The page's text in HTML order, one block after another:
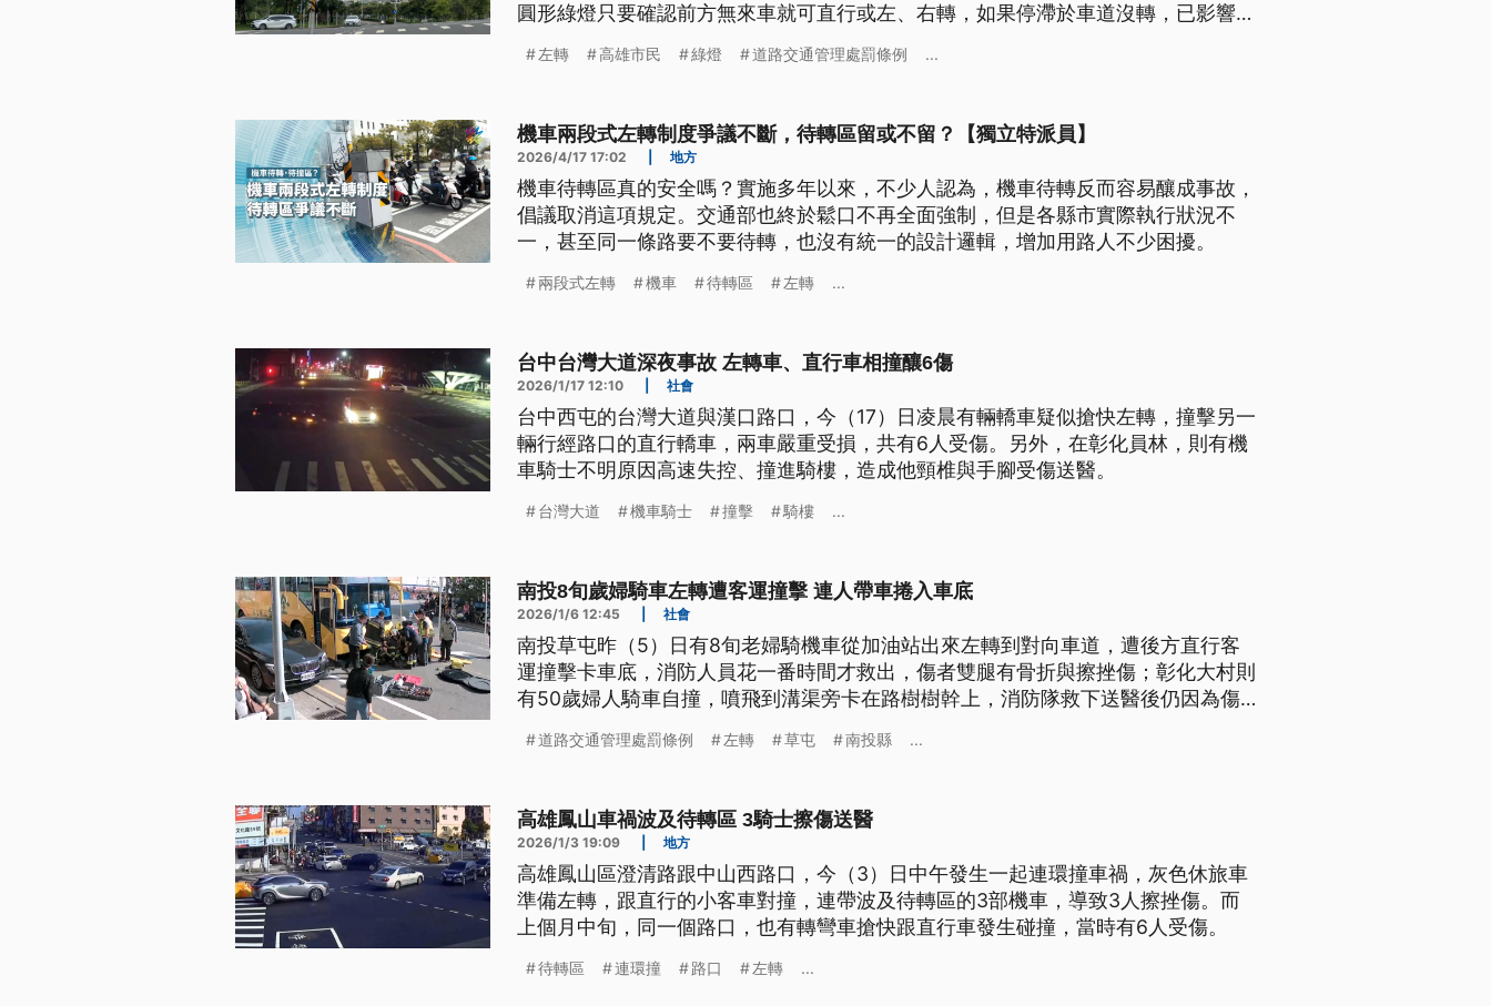
圓形綠燈只要確認前方無來車就可直行或左、右轉，如果停滯於車道沒轉，已影響後
左轉 高雄市民 綠燈 道路交通管理處罰條例 ...
機車兩段式左轉制度爭議不斷，待轉區留或不留？【獨立特派員】
2026/4/17 17:02 地方
機車待轉區真的安全嗎？實施多年以來，不少人認為，機車待轉反而容易釀成事故，
倡議取消這項規定。交通部也終於鬆口不再全面強制，但是各縣市實際執行狀況不
一，甚至同一條路要不要待轉，也沒有統一的設計邏輯，增加用路人不少困擾。
兩段式左轉 機車 待轉區 左轉 ...
台中台灣大道深夜事故 左轉車、直行車相撞釀6傷
2026/1/17 12:10 社會
台中西屯的台灣大道與漢口路口，今（17）日凌晨有輛轎車疑似搶快左轉，撞擊另一
輛行經路口的直行轎車，兩車嚴重受損，共有6人受傷。另外，在彰化員林，則有機
車騎士不明原因高速失控、撞進騎樓，造成他頸椎與手腳受傷送醫。
台灣大道 機車騎士 撞擊 騎樓 ...
南投8旬歲婦騎車左轉遭客運撞擊 連人帶車捲入車底
2026/1/6 12:45 社會
南投草屯昨（5）日有8旬老婦騎機車從加油站出來左轉到對向車道，遭後方直行客
運撞擊卡車底，消防人員花一番時間才救出，傷者雙腿有骨折與擦挫傷；彰化大村則
有50歲婦人騎車自撞，噴飛到溝渠旁卡在路樹樹幹上，消防隊救下送醫後仍因為傷
道路交通管理處罰條例 左轉 草屯 南投縣 ...
高雄鳳山車禍波及待轉區 3騎士擦傷送醫
2026/1/3 19:09 地方
高雄鳳山區澄清路跟中山西路口，今（3）日中午發生一起連環撞車禍，灰色休旅車
準備左轉，跟直行的小客車對撞，連帶波及待轉區的3部機車，導致3人擦挫傷。而
上個月中旬，同一個路口，也有轉彎車搶快跟直行車發生碰撞，當時有6人受傷。
待轉區 連環撞 路口 左轉 ...